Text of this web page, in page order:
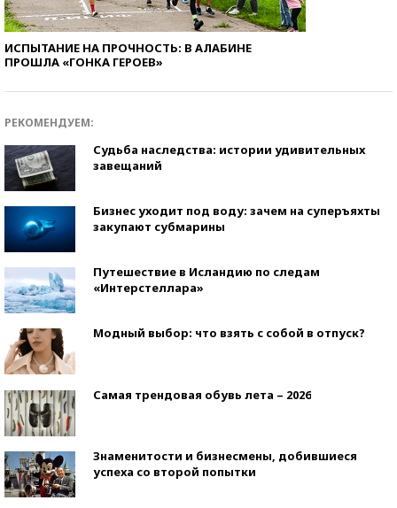
ИСПЫТАНИЕ НА ПРОЧНОСТЬ: В АЛАБИНЕ
ПРОШЛА «ГОНКА ГЕРОЕВ»
РЕКОМЕНДУЕМ:
Судьба наследства: истории удивительных
завещаний
Бизнес уходит под воду: зачем на суперъяхты
закупают субмарины
Путешествие в Исландию по следам
«Интерстеллара»
Модный выбор: что взять с собой в отпуск?
Самая трендовая обувь лета – 2026
Знаменитости и бизнесмены, добившиеся
успеха со второй попытки